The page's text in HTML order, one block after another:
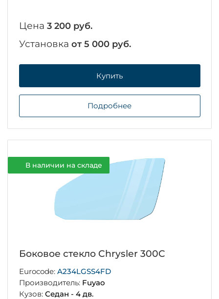
Цена 3 200 руб.
Установка от 5 000 руб.
Купить
Подробнее
В наличии на складе
Боковое стекло Chrysler 300C
Eurocode: A234LGSS4FD
Производитель: Fuyao
Кузов: Седан - 4 дв.